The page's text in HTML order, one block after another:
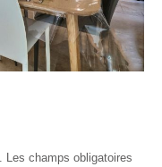
Les champs obligatoires